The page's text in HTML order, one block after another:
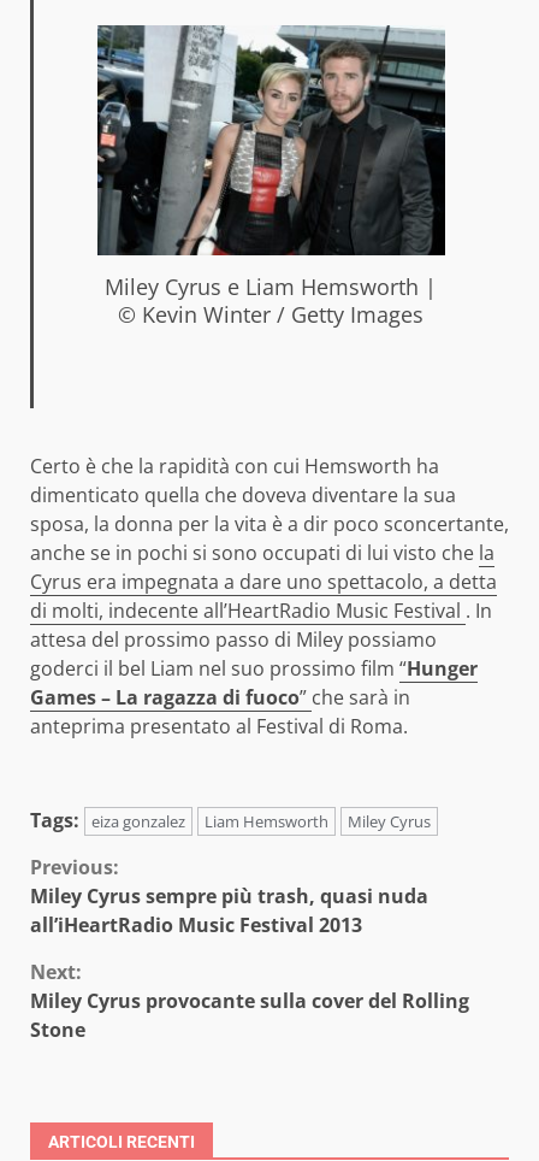
Miley Cyrus e Liam Hemsworth |
© Kevin Winter / Getty Images
Certo è che la rapidità con cui Hemsworth ha
dimenticato quella che doveva diventare la sua
sposa, la donna per la vita è a dir poco sconcertante,
anche se in pochi si sono occupati di lui visto che la
Cyrus era impegnata a dare uno spettacolo, a detta
di molti, indecente all’HeartRadio Music Festival . In
attesa del prossimo passo di Miley possiamo
goderci il bel Liam nel suo prossimo film “Hunger
Games – La ragazza di fuoco” che sarà in
anteprima presentato al Festival di Roma.
Tags: eiza gonzalez Liam Hemsworth Miley Cyrus
Continue
Reading
Previous:
Miley Cyrus sempre più trash, quasi nuda
all’iHeartRadio Music Festival 2013
Next:
Miley Cyrus provocante sulla cover del Rolling
Stone
ARTICOLI RECENTI